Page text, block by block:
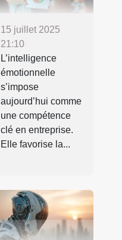
15 juillet 2025
21:10
L’intelligence
émotionnelle
s’impose
aujourd’hui comme
une compétence
clé en entreprise.
Elle favorise la...